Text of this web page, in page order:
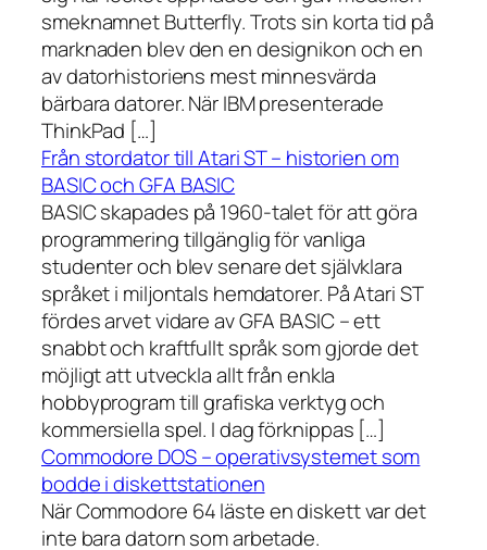
smeknamnet Butterfly. Trots sin korta tid på
marknaden blev den en designikon och en
av datorhistoriens mest minnesvärda
bärbara datorer. När IBM presenterade
ThinkPad […]
Från stordator till Atari ST – historien om
BASIC och GFA BASIC
BASIC skapades på 1960-talet för att göra
programmering tillgänglig för vanliga
studenter och blev senare det självklara
språket i miljontals hemdatorer. På Atari ST
fördes arvet vidare av GFA BASIC – ett
snabbt och kraftfullt språk som gjorde det
möjligt att utveckla allt från enkla
hobbyprogram till grafiska verktyg och
kommersiella spel. I dag förknippas […]
Commodore DOS – operativsystemet som
bodde i diskettstationen
När Commodore 64 läste en diskett var det
inte bara datorn som arbetade.